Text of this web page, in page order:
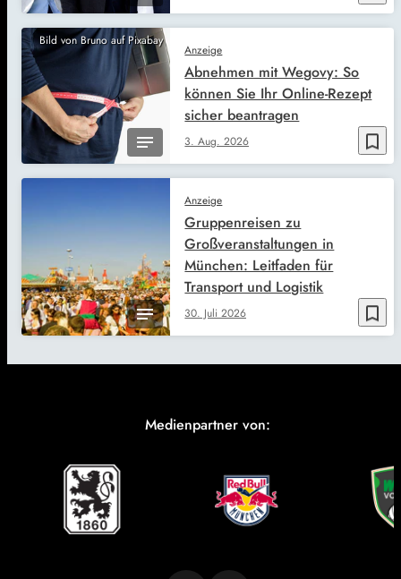
Bild von Bruno auf Pixabay
bookmark_border
Anzeige
3. Aug. 2026
Abnehmen mit Wegovy: So
können Sie Ihr Online-Rezept
sicher beantragen
bookmark_border
Anzeige
30. Juli 2026
Gruppenreisen zu
Großveranstaltungen in
München: Leitfaden für
Transport und Logistik
Medienpartner von: